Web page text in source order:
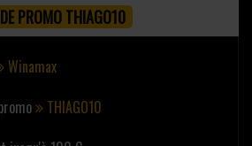
PROMO THIAGO10
Winamax
THIAGO10